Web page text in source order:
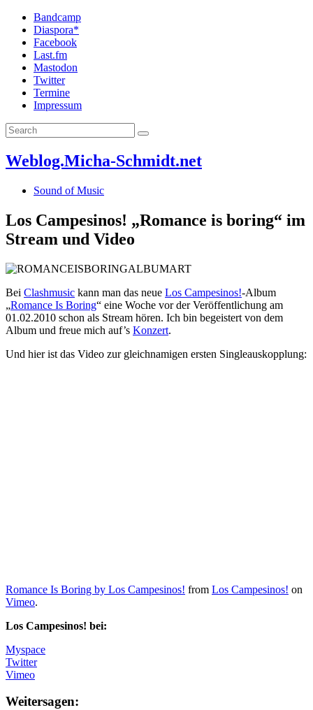
Bandcamp
Diaspora*
Facebook
Last.fm
Mastodon
Twitter
Termine
Impressum
Weblog.Micha-Schmidt.net
Sound of Music
Los Campesinos! „Romance is boring“ im
Stream und Video
Bei Clashmusic kann man das neue Los Campesinos!-Album
„Romance Is Boring“ eine Woche vor der Veröffentlichung am
01.02.2010 schon als Stream hören. Ich bin begeistert von dem
Album und freue mich auf’s Konzert.
Und hier ist das Video zur gleichnamigen ersten Singleauskopplung:
Romance Is Boring by Los Campesinos! from Los Campesinos! on
Vimeo.
Los Campesinos! bei:
Myspace
Twitter
Vimeo
Weitersagen: